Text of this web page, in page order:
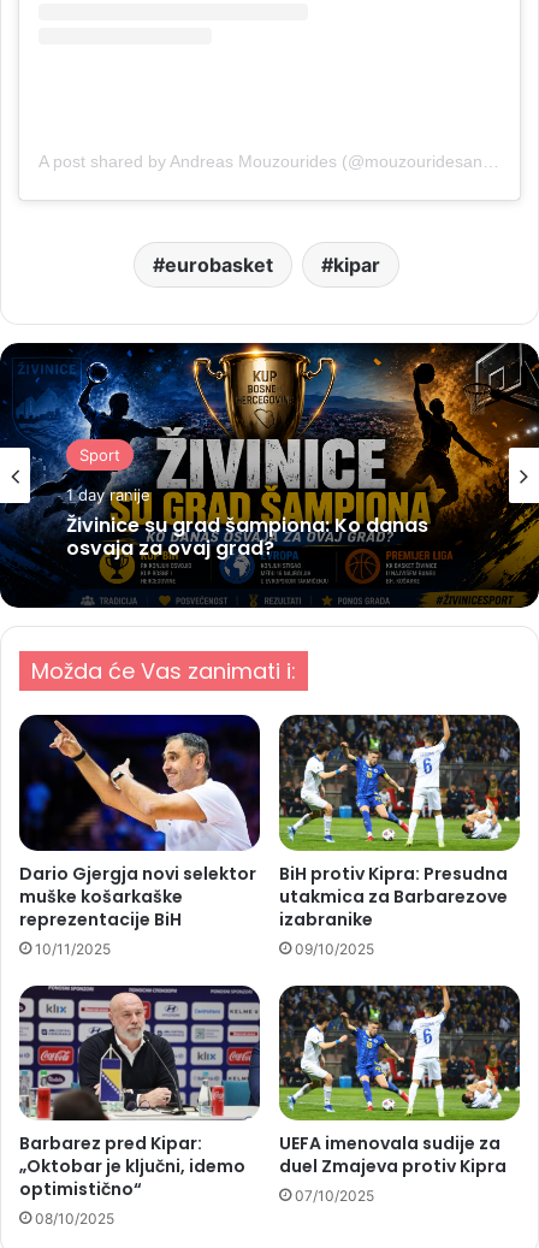
eurobasket kipar
Sport
1 day ranije
Živinice su grad šampiona: Ko danas
osvaja za ovaj grad?
Možda će Vas zanimati i:
Dario Gjergja novi selektor
muške košarkaške
reprezentacije BiH
10/11/2025
BiH protiv Kipra: Presudna
utakmica za Barbarezove
izabranike
09/10/2025
Barbarez pred Kipar:
„Oktobar je ključni, idemo
optimistično“
08/10/2025
UEFA imenovala sudije za
duel Zmajeva protiv Kipra
07/10/2025